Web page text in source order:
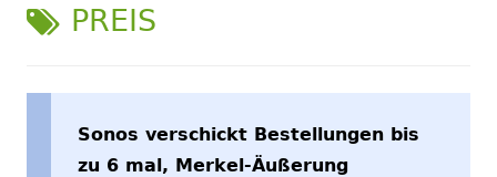
SCHLAGWORT:
PREIS
Sonos verschickt Bestellungen bis
zu 6 mal, Merkel-Äußerung